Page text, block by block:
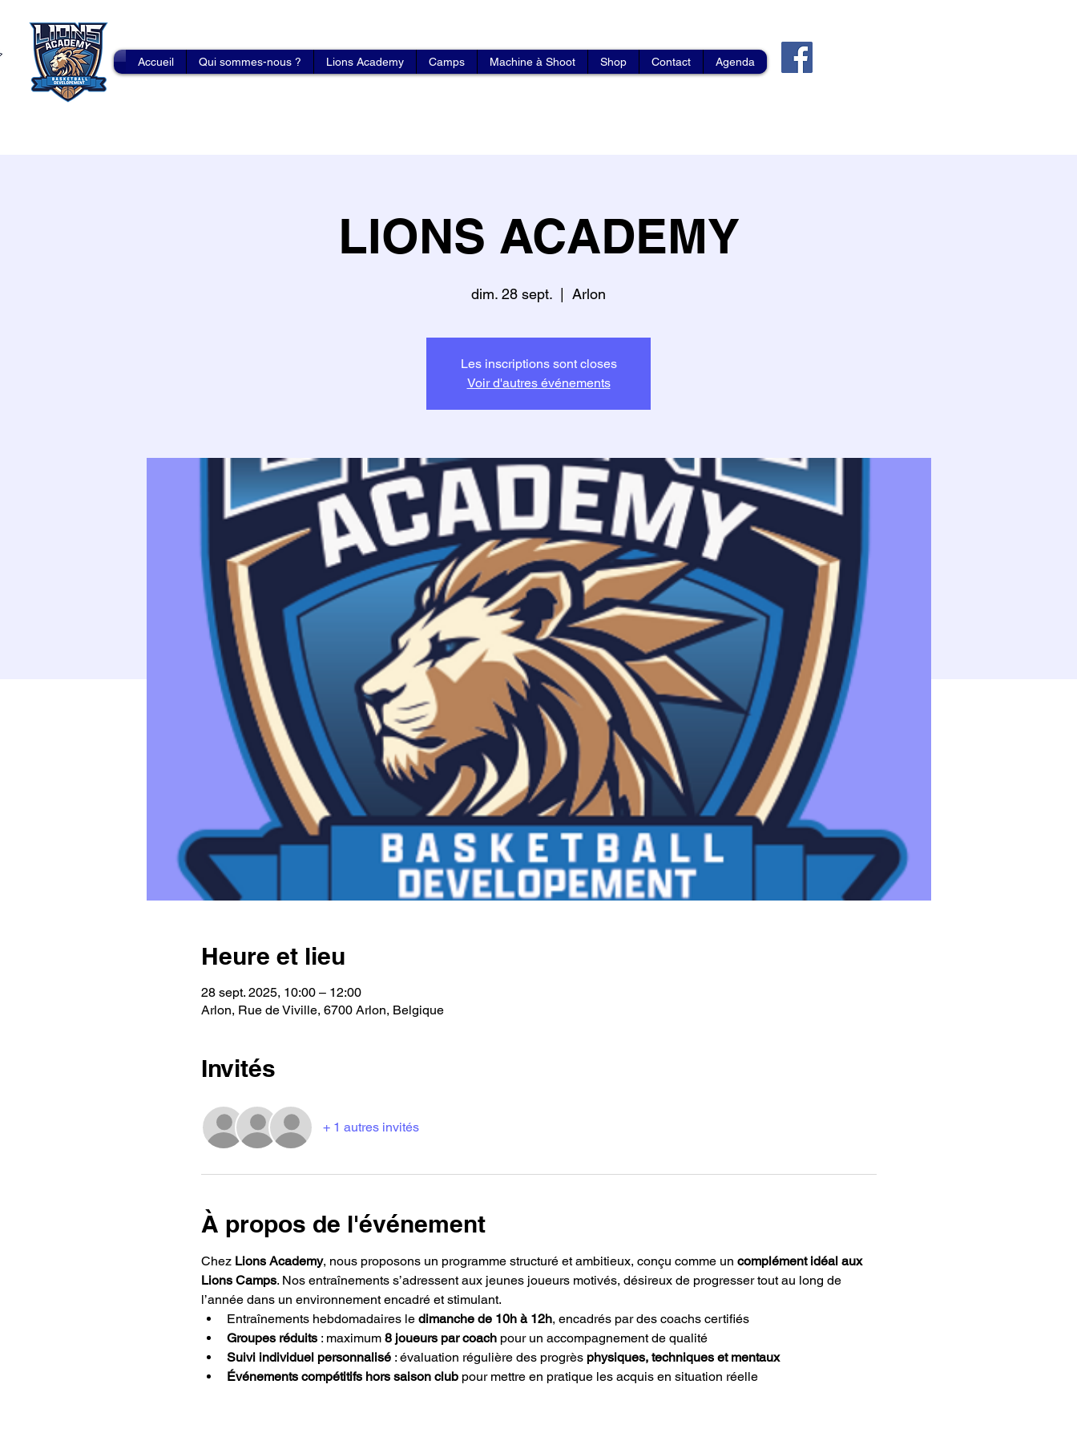
Accueil Qui sommes-nous ? Lions Academy Camps Machine à Shoot Shop Contact Agenda
LIONS ACADEMY
dim. 28 sept. Arlon
Les inscriptions sont closes
Voir d'autres événements
Heure et lieu
28 sept. 2025, 10:00 – 12:00
Arlon, Rue de Viville, 6700 Arlon, Belgique
Invités
+ 1 autres invités
À propos de l'événement
Chez Lions Academy, nous proposons un programme structuré et ambitieux, conçu comme un complément idéal aux
Lions Camps. Nos entraînements s’adressent aux jeunes joueurs motivés, désireux de progresser tout au long de
l’année dans un environnement encadré et stimulant.
Entraînements hebdomadaires le dimanche de 10h à 12h, encadrés par des coachs certifiés
Groupes réduits : maximum 8 joueurs par coach pour un accompagnement de qualité
Suivi individuel personnalisé : évaluation régulière des progrès physiques, techniques et mentaux
Événements compétitifs hors saison club pour mettre en pratique les acquis en situation réelle